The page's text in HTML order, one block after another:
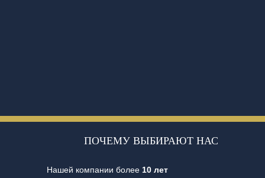
ПОЧЕМУ ВЫБИРАЮТ НАС
Нашей компании более 10 лет